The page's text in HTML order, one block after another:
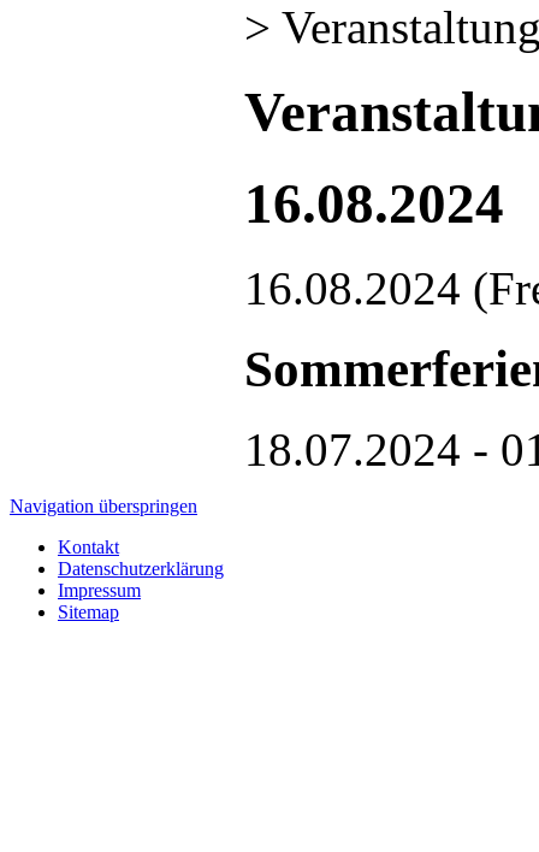
>
16.08.2024
16.08.2024
18.07.2024 -
Navigation überspringen
Kontakt
Datenschutzerklärung
Impressum
Sitemap